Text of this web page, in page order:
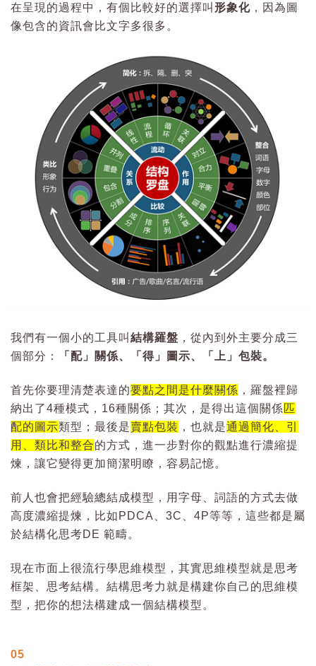
在呈現的過程中，有個比較好的選擇叫 形象化 ，因為圖
像包含的資訊會比文字多很多。
我們有一個小的工具叫 結構羅盤 ，從內到外主要分成三
個部分：
「配」關係、「得」圖示、「上」包裝。
首先你要理清楚表達的要點之間是什麼關係 ，羅盤裡歸
納出了4種模式，16種關係；其次，是得出這個關係匹
配的圖示類型；最後是賣點包裝 ，也就是通過簡化、引
用、類比和整合的方式，進一步對你的觀點進行濃縮提
煉，讓它變得更加簡潔明瞭，容易記憶。
前人也會把經驗總結成模型，用字母、詞語的方式去做
高度濃縮提煉，比如PDCA、3C、4P等等，這些都是屬
於結構化思考DE 範疇。
現在市面上很流行學思維模型，其實思維模型就是思考
框架、思考結構。結構思考力就是構建你自己的思維模
型，把你的想法構建成一個結構模型。
05